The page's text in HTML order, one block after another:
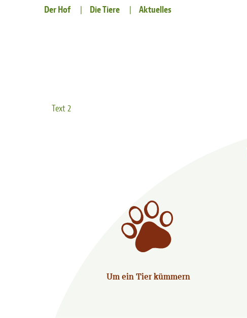
Der Hof Die Tiere Aktuelles
Text 2
Um ein Tier kümmern